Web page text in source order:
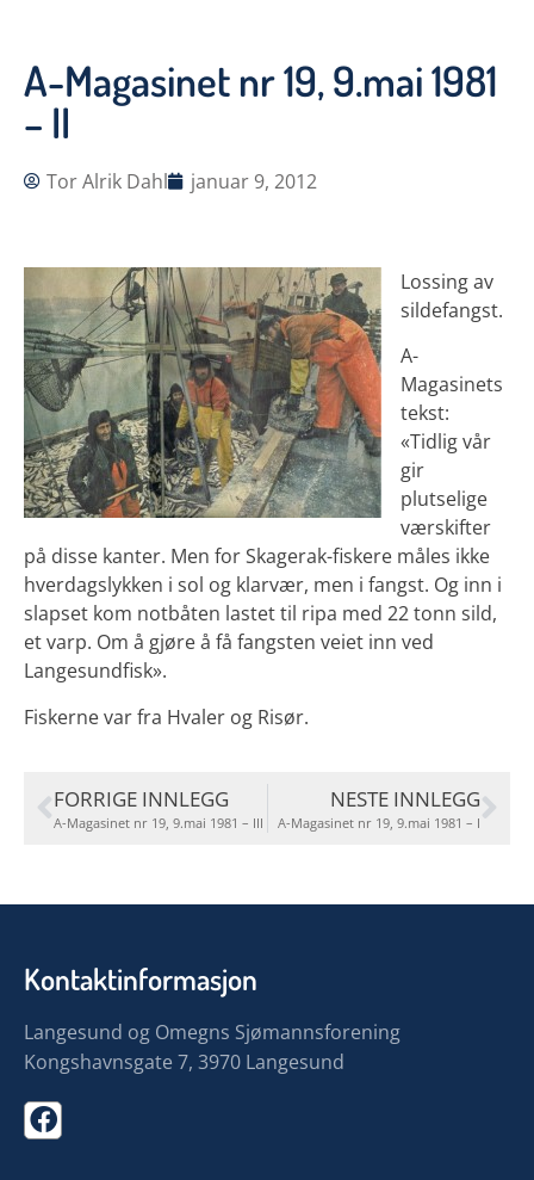
A-Magasinet nr 19, 9.mai 1981
– II
Tor Alrik Dahl januar 9, 2012
Lossing av
sildefangst.
A-
Magasinets
tekst:
«Tidlig vår
gir
plutselige
værskifter
på disse kanter. Men for Skagerak-fiskere måles ikke
hverdagslykken i sol og klarvær, men i fangst. Og inn i
slapset kom notbåten lastet til ripa med 22 tonn sild,
et varp. Om å gjøre å få fangsten veiet inn ved
Langesundfisk».
Fiskerne var fra Hvaler og Risør.
FORRIGE INNLEGG
A-Magasinet nr 19, 9.mai 1981 – III
NESTE INNLEGG
A-Magasinet nr 19, 9.mai 1981 – I
Kontaktinformasjon
Langesund og Omegns Sjømannsforening
Kongshavnsgate 7, 3970 Langesund